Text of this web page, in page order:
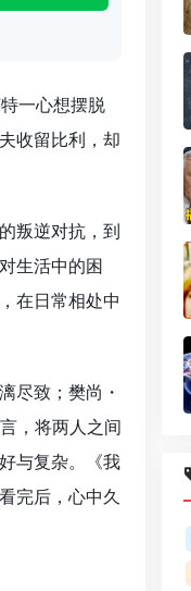
一心想摆脱
收留比利，却
叛逆对抗，到
生活中的困
在日常相处中
尽致；樊尚・
，将两人之间
与复杂。《我
完后，心中久